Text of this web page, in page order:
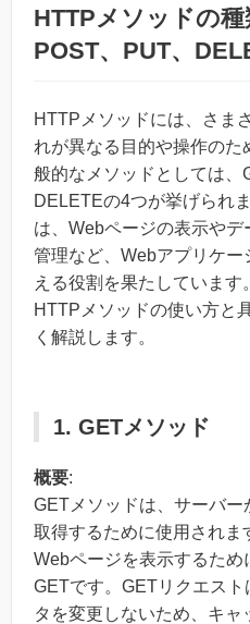
HTTPメソッドの種
POST、PUT、
HTTPメソッドには、さま
れが異なる目的や操作の
般的なメソッドとしては、
DELETEの4つが挙げられ
は、Webページの表示や
管理など、Webアプリケ
える役割を果たしていま
HTTPメソッドの使い方と
く解説します。
1. GETメソッド
概要:
GETメソッドは、サーバ
取得するために使用され
Webページを表示するた
GETです。GETリクエス
タを変更しないため、キャ